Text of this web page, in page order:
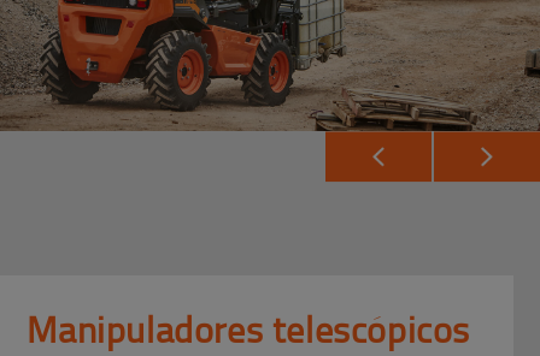
Manipuladores telescópicos